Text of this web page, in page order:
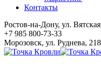
Контакты
Ростов-на-Дону, ул.
+7 985 800-73-33
Морозовск, ул. Руднева,